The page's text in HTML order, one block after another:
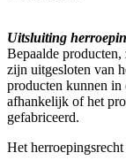
Uitsluiting
Bepaalde
zijn uitgesloten van
producten kunnen
afhankelijk of het
gefabriceerd.
Het